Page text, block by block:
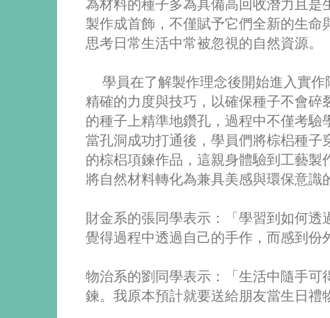
為材料的種子多為具備高回收潛力且
製作成首飾，不僅賦予它們全新的生
思考日常生活中常被忽視的自然資源。
學員在了解製作理念後開始進入實作
精確的力度與技巧，以確保種子不會碎
的種子上精準地鑽孔，過程中不僅考驗
當孔洞成功打通後，學員們將棕梠種
的棕梠項鍊作品，這親身體驗到工藝製
將自然材料轉化為兼具美感與環保意識
財金系的張同學表示：「學習到如何透
覺得過程中透過自己的手作，而感到份
物治系的劉同學表示：「生活中隨手
鍊。我原本預計就要送給朋友當生日禮